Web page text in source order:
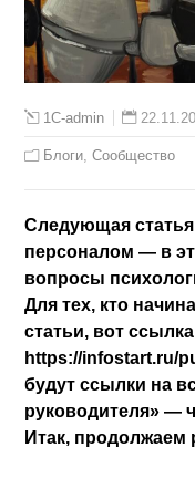
1C-admin
Блоги,Сообщество
Следующая
персоналом — в
вопросы
Для тех, кто
статьи, вот
https://infostart.ru/
будут ссылки на
руководителя» —
Итак, продолжаем